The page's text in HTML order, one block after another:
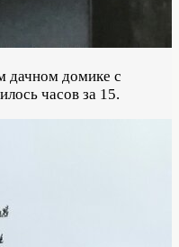
дачном домике с
часов за 15.